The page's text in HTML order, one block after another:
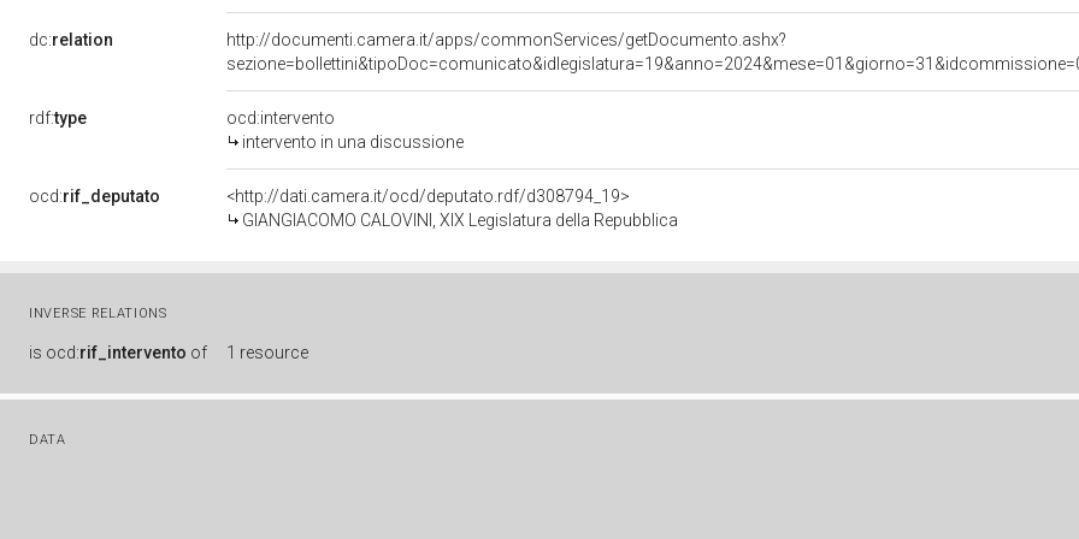
dc:relation
http://documenti.camera.it/apps/commonServices/getDocumento.ashx?
rdf:type
ocd:intervento
intervento in una discussione
ocd:rif_deputato
<http://dati.camera.it/ocd/deputato.rdf/d308794_19>
GIANGIACOMO CALOVINI, XIX Legislatura della Repubblica
INVERSE RELATIONS
is ocd:rif_intervento of 1 resource
DATA